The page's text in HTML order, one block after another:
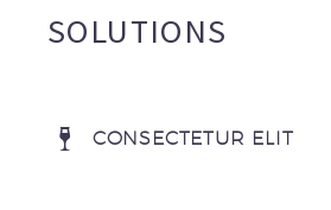
SOLUTIONS
CONSECTETUR ELIT